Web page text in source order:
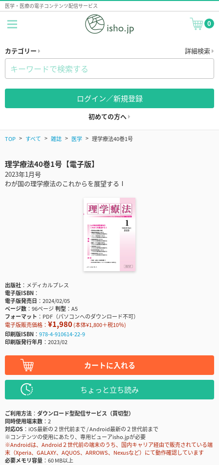
医学・医療の電子コンテンツ配信サービス
0
カテゴリー 詳細検索
ログイン／新規登録
初めての方へ
TOP すべて 雑誌 医学 理学療法40巻1号
理学療法40巻1号【電子版】
2023年1月号
わが国の理学療法のこれからを展望するⅠ
出版社
メディカルプレス
電子版ISBN
電子版発売日
2024/02/05
ページ数
96ページ判型
A5
フォーマット
PDF（パソコンへのダウンロード不可）
電子版販売価格： ¥1,980(本体¥1,800＋税10％)
印刷版ISBN
978-4-910614-22-9
印刷版発行年月
2023/02
カートに入れる
ちょっと立ち読み
ご利用方法
ダウンロード型配信サービス（買切型）
同時使用端末数
2
対応OS
iOS最新の２世代前まで / Android最新の２世代前まで
※コンテンツの使用にあたり、専用ビューアisho.jpが必要
※Androidは、Android２世代前の端末のうち、国内キャリア経由で販売されている端
末（Xperia、GALAXY、AQUOS、ARROWS、Nexusなど）にて動作確認しています
必要メモリ容量
60 MB以上